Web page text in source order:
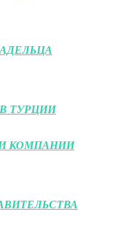
ТУРЦИИ
КОМПАНИИ